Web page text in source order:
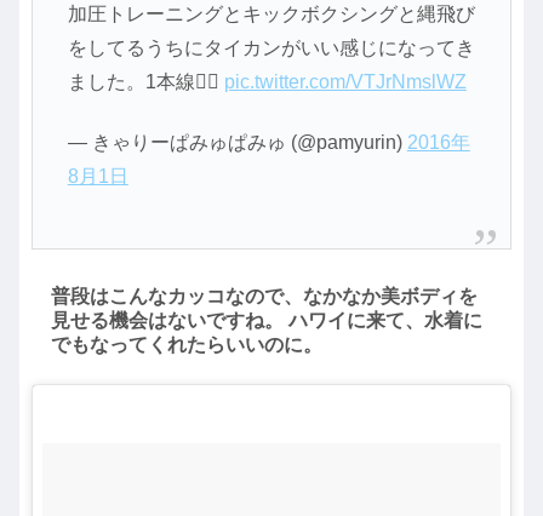
加圧トレーニングとキックボクシングと縄飛び
をしてるうちにタイカンがいい感じになってき
ました。1本線☝🏻️ pic.twitter.com/VTJrNmslWZ
— きゃりーぱみゅぱみゅ (@pamyurin) 2016年
8月1日
普段はこんなカッコなので、なかなか美ボディを
見せる機会はないですね。 ハワイに来て、水着に
でもなってくれたらいいのに。